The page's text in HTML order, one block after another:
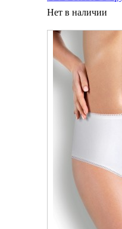
Нет в наличии